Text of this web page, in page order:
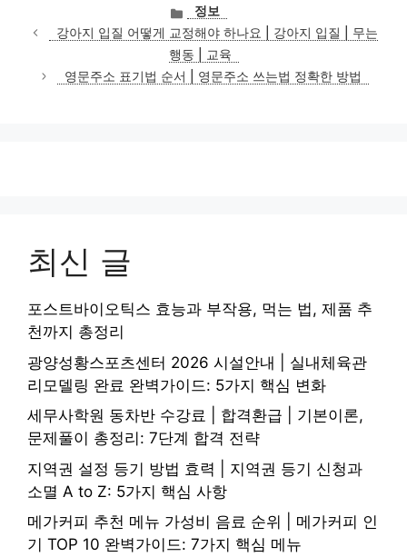
카
테
고
리
정보
강아지 입질 어떻게 교정해야 하나요 | 강아지 입질 | 무는
행동 | 교육
영문주소 표기법 순서 | 영문주소 쓰는법 정확한 방법
최신 글
포스트바이오틱스 효능과 부작용, 먹는 법, 제품 추
천까지 총정리
광양성황스포츠센터 2026 시설안내 | 실내체육관
리모델링 완료 완벽가이드: 5가지 핵심 변화
세무사학원 동차반 수강료 | 합격환급 | 기본이론,
문제풀이 총정리: 7단계 합격 전략
지역권 설정 등기 방법 효력 | 지역권 등기 신청과
소멸 A to Z: 5가지 핵심 사항
메가커피 추천 메뉴 가성비 음료 순위 | 메가커피 인
기 TOP 10 완벽가이드: 7가지 핵심 메뉴